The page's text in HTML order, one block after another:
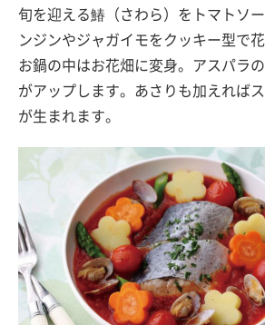
旬を迎える鰆（さわら）をトマトソ
ンジンやジャガイモをクッキー型で
お鍋の中はお花畑に変身。アスパラ
がアップします。あさりも加えれば
が生まれます。